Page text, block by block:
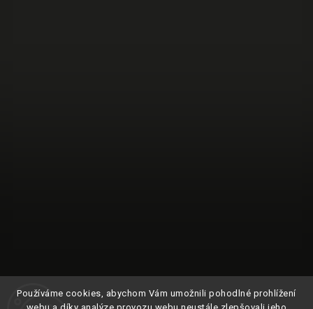
Používáme cookies, abychom Vám umožnili pohodlné prohlížení